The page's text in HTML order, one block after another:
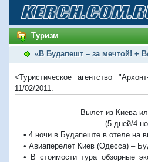
Туризм
«В Будапешт – за мечтой! +
<Туристическое агентство
11/02/2011.
Вылет из Киева
(5 дней/4
• 4 ночи в Будапеште в отеле на
• Авиаперелет Киев (Одесса) –
• В стоимости тура обзорные